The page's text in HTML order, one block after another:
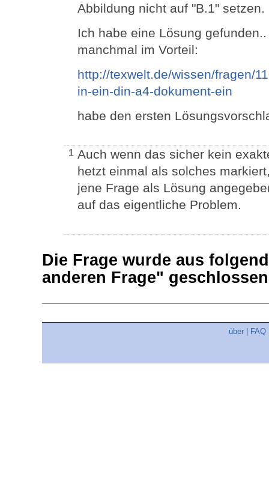
Abbildung nicht auf "B.1"
Ich habe eine Lösung
manchmal im Vorteil:
http://texwelt.de/wissen/fragen/
in-ein-din-a4-dokument-ein
habe den ersten
1 Auch wenn das sicher kein
hetzt einmal als solches
jene Frage als Lösung
auf das eigentliche Problem.
Die Frage wurde aus
anderen Frage"
über FAQ